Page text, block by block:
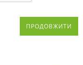
ПРОДОВЖИТИ